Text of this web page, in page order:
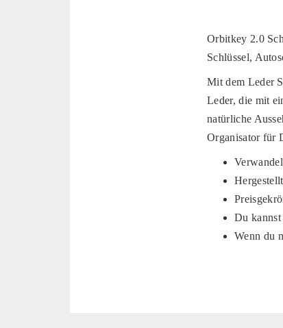
Orbitkey 2.0
Schlüssel,
Mit dem Leder
Leder, die mit
natürliche
Organisator für
Du kannst
Wenn du